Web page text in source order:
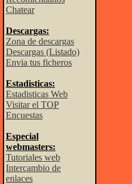
Chatear
Descargas:
Zona de descargas
Descargas (Listado)
Envia tus ficheros
Estadisticas:
Estadisticas Web
Visitar el TOP
Encuestas
Especial
webmasters:
Tutoriales web
Intercambio de
enlaces